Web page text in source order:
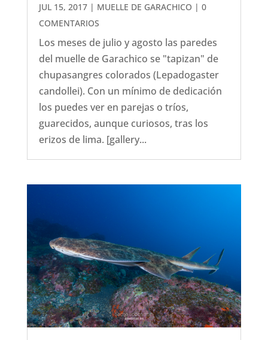
JUL 15, 2017| MUELLE DE GARACHICO | 0
COMENTARIOS
Los meses de julio y agosto las paredes
del muelle de Garachico se "tapizan" de
chupasangres colorados (Lepadogaster
candollei). Con un mínimo de dedicación
los puedes ver en parejas o tríos,
guarecidos, aunque curiosos, tras los
erizos de lima. [gallery...